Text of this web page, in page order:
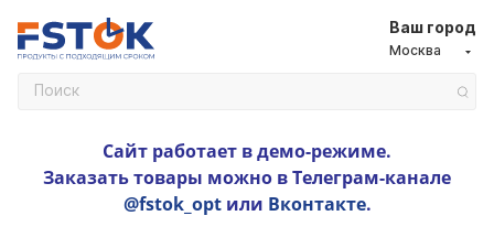
Ваш город
Москва
Сайт работает в демо-режиме.
Заказать товары можно в Телеграм-канале
@fstok_optили Вконтакте.